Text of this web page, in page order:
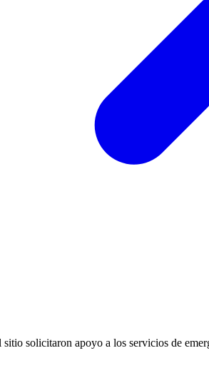
solicitaron apoyo a los servicios de